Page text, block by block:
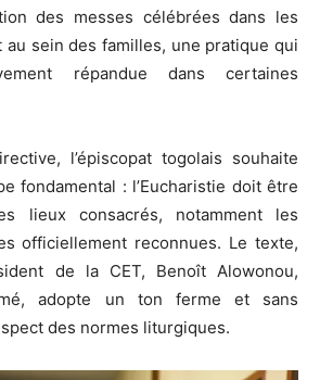
des messes célébrées dans les
au sein des familles, une pratique qui
répandue dans certaines
l’épiscopat togolais souhaite
fondamental : l’Eucharistie doit être
lieux consacrés, notamment les
officiellement reconnues. Le texte,
de la CET, Benoît Alowonou,
adopte un ton ferme et sans
des normes liturgiques.